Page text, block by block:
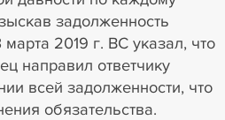
задолженность
2019 г. ВС указал, что
направил ответчику
всей задолженности, что
обязательства.